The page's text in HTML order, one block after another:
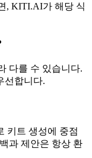
, KITI.AI가 해당 식
다를 수 있습니다.
선합니다.
키트 생성에 중점
과 제안은 항상 환